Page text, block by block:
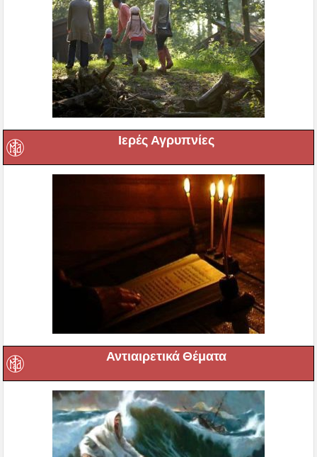
Ιερές Αγρυπνίες
Αντιαιρετικά Θέματα